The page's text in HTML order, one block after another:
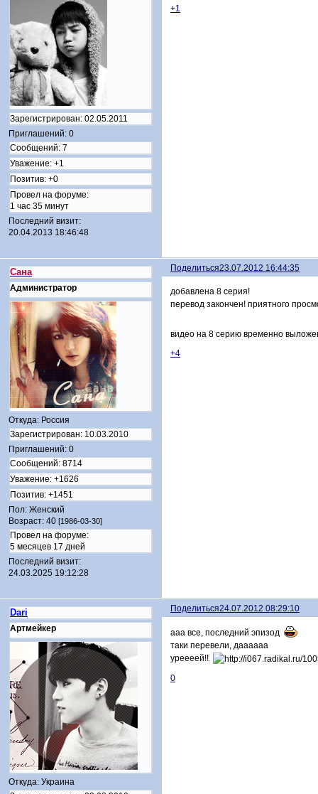
Зарегистрирован: 02.05.2011
Приглашений: 0
Сообщений: 7
Уважение: +1
Позитив: +0
Провел на форуме:
1 час 35 минут
Последний визит:
20.04.2013 18:46:48
+1
Поделиться23.07.2012 16:44:35
Сана
Администратор
Откуда: Россия
Зарегистрирован: 10.03.2010
Приглашений: 0
Сообщений: 8714
Уважение: +1626
Позитив: +1451
Пол: Женский
Возраст: 40 [1986-03-30]
Провел на форуме:
5 месяцев 17 дней
Последний визит:
24.03.2025 19:12:28
добавлена 8 серия!
перевод закончен! приятного
видео на 8 серию временно
+4
Поделиться24.07.2012 08:29:10
Dari
Артмейкер
Откуда: Украина
ааа все, последний эпизод
таки перевели, даааааа
уреееей!!
0